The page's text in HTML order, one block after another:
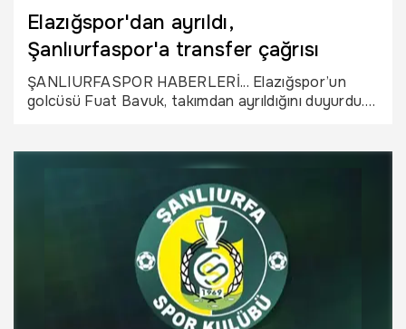
Elazığspor'dan ayrıldı,
Şanlıurfaspor'a transfer çağrısı
ŞANLIURFASPOR HABERLERİ... Elazığspor’un
golcüsü Fuat Bavuk, takımdan ayrıldığını duyurdu.